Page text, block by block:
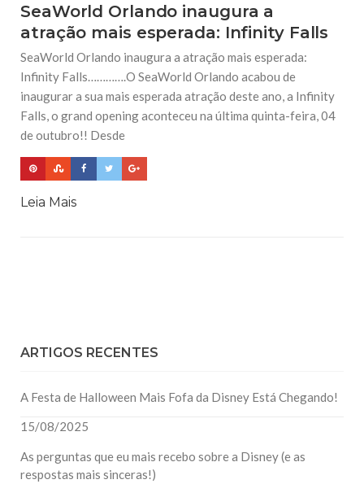
SeaWorld Orlando inaugura a
atração mais esperada: Infinity Falls
SeaWorld Orlando inaugura a atração mais esperada:
Infinity Falls………….O SeaWorld Orlando acabou de
inaugurar a sua mais esperada atração deste ano, a Infinity
Falls, o grand opening aconteceu na última quinta-feira, 04
de outubro!! Desde
Leia Mais
ARTIGOS RECENTES
A Festa de Halloween Mais Fofa da Disney Está Chegando!
15/08/2025
As perguntas que eu mais recebo sobre a Disney (e as
respostas mais sinceras!)